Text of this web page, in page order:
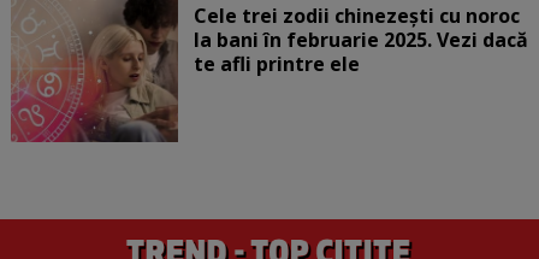
Cele trei zodii chinezești cu noroc
la bani în februarie 2025. Vezi dacă
te afli printre ele